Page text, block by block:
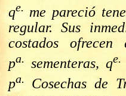
qe. me pareció
regular. Sus
costados ofrecen
pa. sementeras, q
pa. Cosechas de